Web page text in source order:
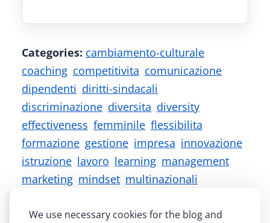
We use necessary cookies for the blog and
Categories: cambiamento-culturale
coaching competitivita comunicazione
dipendenti diritti-sindacali
discriminazione diversita diversity
effectiveness femminile flessibilita
formazione gestione impresa innovazione
istruzione lavoro learning management
marketing mindset multinazionali
quote-rosa skills startup training welfare